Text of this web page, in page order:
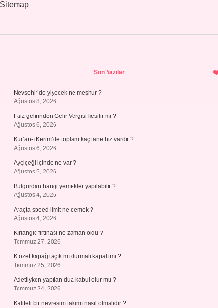
Sitemap
Son Yazılar
Nevşehir’de yiyecek ne meşhur ?
Ağustos 8, 2026
Faiz gelirinden Gelir Vergisi kesilir mi ?
Ağustos 6, 2026
Kur’an-ı Kerim’de toplam kaç tane hiz vardır ?
Ağustos 6, 2026
Ayçiçeği içinde ne var ?
Ağustos 5, 2026
Bulgurdan hangi yemekler yapılabilir ?
Ağustos 4, 2026
Araçta speed limit ne demek ?
Ağustos 4, 2026
Kırlangıç fırtınası ne zaman oldu ?
Temmuz 27, 2026
Klozet kapağı açık mı durmalı kapalı mı ?
Temmuz 25, 2026
Adetliyken yapılan dua kabul olur mu ?
Temmuz 24, 2026
Kaliteli bir nevresim takımı nasıl olmalıdır ?